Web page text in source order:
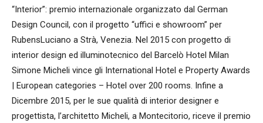
“Interior”: premio internazionale organizzato dal German
Design Council, con il progetto “uffici e showroom” per
RubensLuciano a Strà, Venezia. Nel 2015 con progetto di
interior design ed illuminotecnico del Barcelò Hotel Milan
Simone Micheli vince gli International Hotel e Property Awards
| European categories – Hotel over 200 rooms. Infine a
Dicembre 2015, per le sue qualità di interior designer e
progettista, l’architetto Micheli, a Montecitorio, riceve il premio